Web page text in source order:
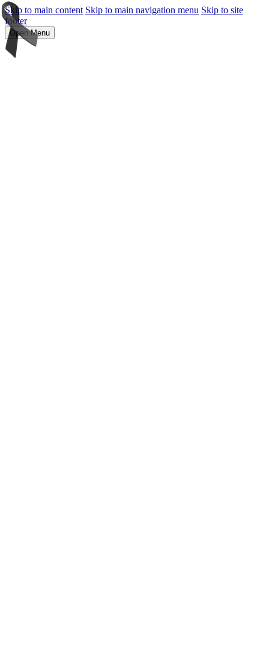
Skip to main content Skip to main navigation menu Skip to site
footer
Open Menu